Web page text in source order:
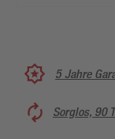
5 Jahre
Sorglos, 90